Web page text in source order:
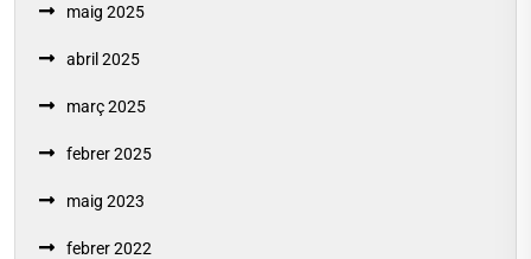
maig 2025
abril 2025
març 2025
febrer 2025
maig 2023
febrer 2022